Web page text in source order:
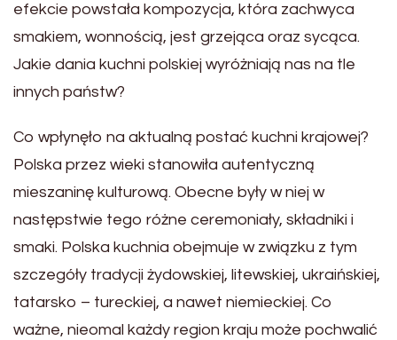
efekcie powstała kompozycja, która zachwyca
smakiem, wonnością, jest grzejąca oraz sycąca.
Jakie dania kuchni polskiej wyróżniają nas na tle
innych państw?
Co wpłynęło na aktualną postać kuchni krajowej?
Polska przez wieki stanowiła autentyczną
mieszaninę kulturową. Obecne były w niej w
następstwie tego różne ceremoniały, składniki i
smaki. Polska kuchnia obejmuje w związku z tym
szczegóły tradycji żydowskiej, litewskiej, ukraińskiej,
tatarsko – tureckiej, a nawet niemieckiej. Co
ważne, nieomal każdy region kraju może pochwalić